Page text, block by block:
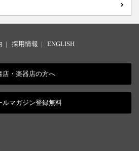
| 採用情報 | ENGLISH
店・楽器店の方へ
ルマガジン登録無料